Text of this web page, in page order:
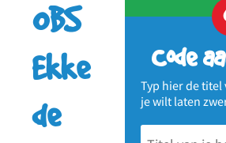
Code
Typ hier de
je wilt laten
OBS
Ekke
de